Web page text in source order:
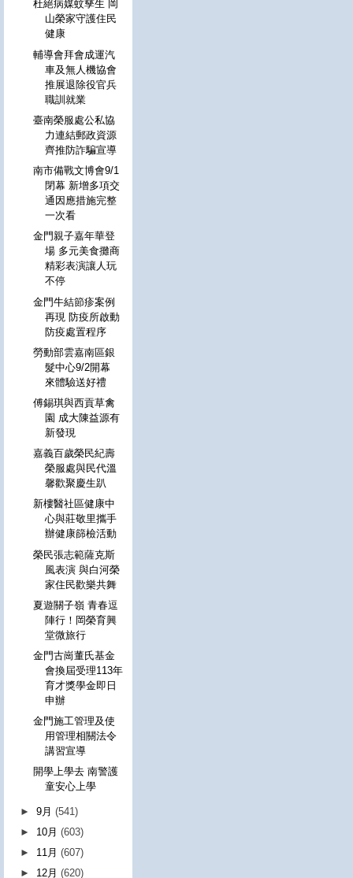
杜絕病媒蚊孳生 岡
山榮家守護住民
健康
輔導會拜會成運汽
車及無人機協會
推展退除役官兵
職訓就業
臺南榮服處公私協
力連結郵政資源
齊推防詐騙宣導
南市備戰文博會9/1
閉幕 新增多項交
通因應措施完整
一次看
金門親子嘉年華登
場 多元美食攤商
精彩表演讓人玩
不停
金門牛結節疹案例
再現 防疫所啟動
防疫處置程序
勞動部雲嘉南區銀
髮中心9/2開幕
來體驗送好禮
傅錫琪與西貢草禽
園 成大陳益源有
新發現
嘉義百歲榮民紀壽
榮服處與民代溫
馨歡聚慶生趴
新樓醫社區健康中
心與莊敬里攜手
辦健康篩檢活動
榮民張志範薩克斯
風表演 與白河榮
家住民歡樂共舞
夏遊關子嶺 青春逗
陣行！岡榮育興
堂微旅行
金門古崗董氏基金
會換屆受理113年
育才獎學金即日
申辦
金門施工管理及使
用管理相關法令
講習宣導
開學上學去 南警護
童安心上學
►9月(541)
► 10月(603)
► 11月(607)
► 12月(620)